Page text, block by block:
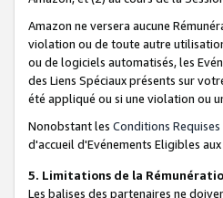
Amazon ne versera aucune
violation ou de toute autre
ou de logiciels automatisés, les
des Liens Spéciaux présents sur
été appliqué ou si une violation ou
Nonobstant les Conditions
d'accueil d'Evénements Eligibles
5. Limitations de la
Les balises des partenaires ne